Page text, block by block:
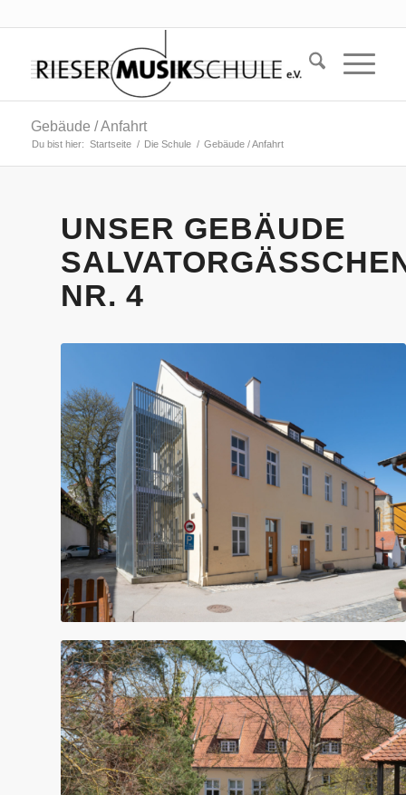
Gebäude / Anfahrt
Du bist hier: Startseite / Die Schule / Gebäude / Anfahrt
UNSER GEBÄUDE
NR. 4